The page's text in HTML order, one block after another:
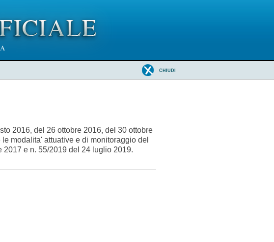
CHIUDI
2016, del 26 ottobre 2016, del 30 ottobre
modalita' attuative e di monitoraggio del
e n. 55/2019 del 24 luglio 2019.